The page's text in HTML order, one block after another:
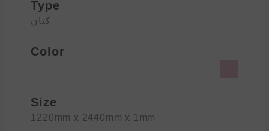
Type
كتان
Color
Size
1220mm x 2440mm x 1mm